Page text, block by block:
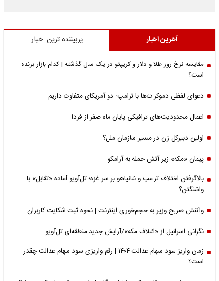
آخرین اخبار پربیننده ترین اخبار
مقایسه نرخ روز طلا و دلار و کریپتو در یک سال گذشته | کدام بازار برنده
است؟
دعوای لفظی دموکرات‌ها با ترامپ: دو آمریکای متفاوت داریم
اعمال محدودیت‌های ترافیکی پایان ماه صفر از فردا
اولین دبیرکل زن در مسیر سازمان‌ ملل؟
پیمان «مکه» زیر آتش حمله به آرامکو
بالاگرفتن اختلاف ترامپ و نتانیاهو بر سر غزه؛ تل‌آویو آماده «تقابل» با
واشنگتن؟
واکنش صریح وزیر به حجم‌خوری اینترنت | نحوه ثبت شکایت کاربران
نگرانی اسرائیل از «ائتلاف مکه»/آرایش جدید منطقه‌ای تل‌آویو
زمان واریز سود سهام عدالت ۱۴۰۴ | رقم واریزی سود سهام عدالت چقدر
است؟